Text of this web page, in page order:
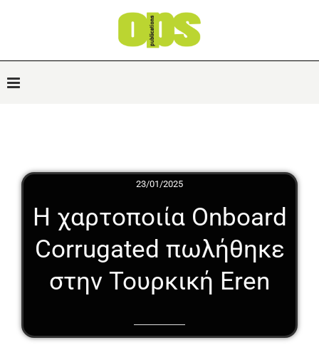
23/01/2025
Η χαρτοποιία Onboard
Corrugated πωλήθηκε
στην Τουρκική Eren